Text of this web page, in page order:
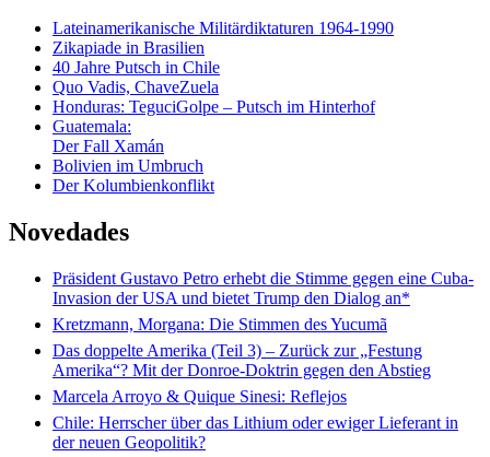
Lateinamerikanische Militärdiktaturen 1964-1990
Zikapiade in Brasilien
40 Jahre Putsch in Chile
Quo Vadis, ChaveZuela
Honduras: TeguciGolpe – Putsch im Hinterhof
Guatemala:
Der Fall Xamán
Bolivien im Umbruch
Der Kolumbienkonflikt
Novedades
Präsident Gustavo Petro erhebt die Stimme gegen eine Cuba-
Invasion der USA und bietet Trump den Dialog an*
Kretzmann, Morgana: Die Stimmen des Yucumã
Das doppelte Amerika (Teil 3) – Zurück zur „Festung
Amerika“? Mit der Donroe-Doktrin gegen den Abstieg
Marcela Arroyo & Quique Sinesi: Reflejos
Chile: Herrscher über das Lithium oder ewiger Lieferant in
der neuen Geopolitik?